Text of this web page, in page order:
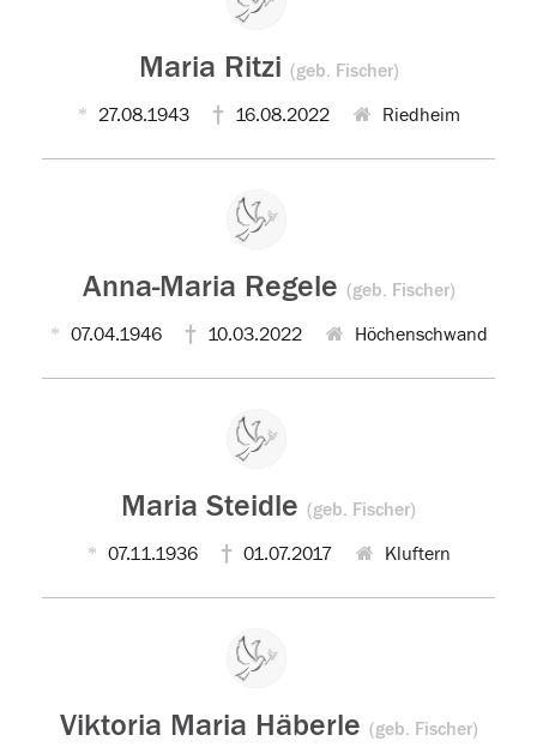
Maria Ritzi (geb. Fischer)
27.08.1943 16.08.2022 Riedheim
Anna-Maria Regele (geb. Fischer)
07.04.1946 10.03.2022 Höchenschwand
Maria Steidle (geb. Fischer)
07.11.1936 01.07.2017 Kluftern
Viktoria Maria Häberle (geb. Fischer)